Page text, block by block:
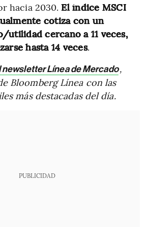
hacia 2030. El índice MSCI
cotiza con un
cercano a 11 veces,
hasta 14 veces.
Línea de Mercado,
Bloomberg Línea con las
más destacadas del día.
PUBLICIDAD